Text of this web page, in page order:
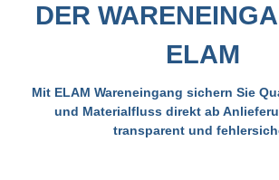
DER
ELAM
Mit ELAM Wareneingang sichern Sie
und Materialfluss direkt ab
transparent und